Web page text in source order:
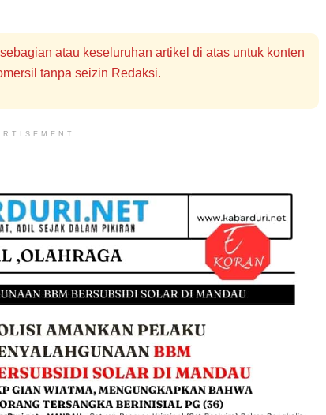
atau keseluruhan artikel di atas untuk konten
tanpa seizin Redaksi.